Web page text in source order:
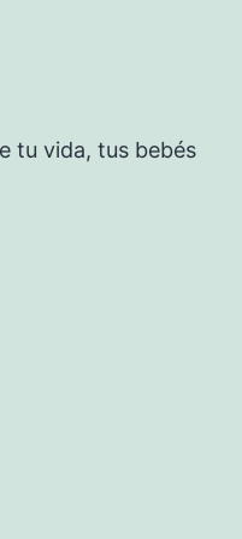
tu vida, tus bebés